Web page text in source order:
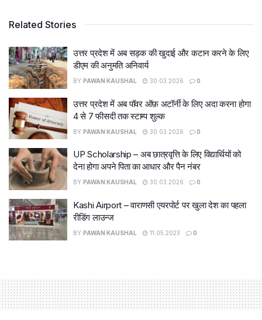
Related Stories
उत्तर प्रदेश में अब सड़क की खुदाई और कटान करने के लिए
डीएम की अनुमति अनिवार्य
BY PAWAN KAUSHAL 30.03.2026 0
उत्तर प्रदेश में अब पॉवर ऑफ़ अटॉर्नी के लिए अदा करना होगा
4 से 7 फीसदी तक स्टाम्प शुल्क
BY PAWAN KAUSHAL 30.03.2026 0
UP Scholarship – अब छात्रवृत्ति के लिए विद्यार्थियों को
देना होगा अपने पिता का आधार और पैन नंबर
BY PAWAN KAUSHAL 30.03.2026 0
Kashi Airport – वाराणसी एयरपोर्ट पर खुला देश का पहला
रीडिंग लाउन्ज
BY PAWAN KAUSHAL 11.05.2023 0